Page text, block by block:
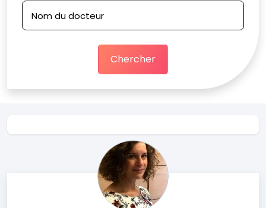
Chercher